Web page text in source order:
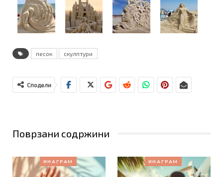
песок скулптури
Сподели
Поврзани содржини
ИНАГРАМ ИНАГРАМ